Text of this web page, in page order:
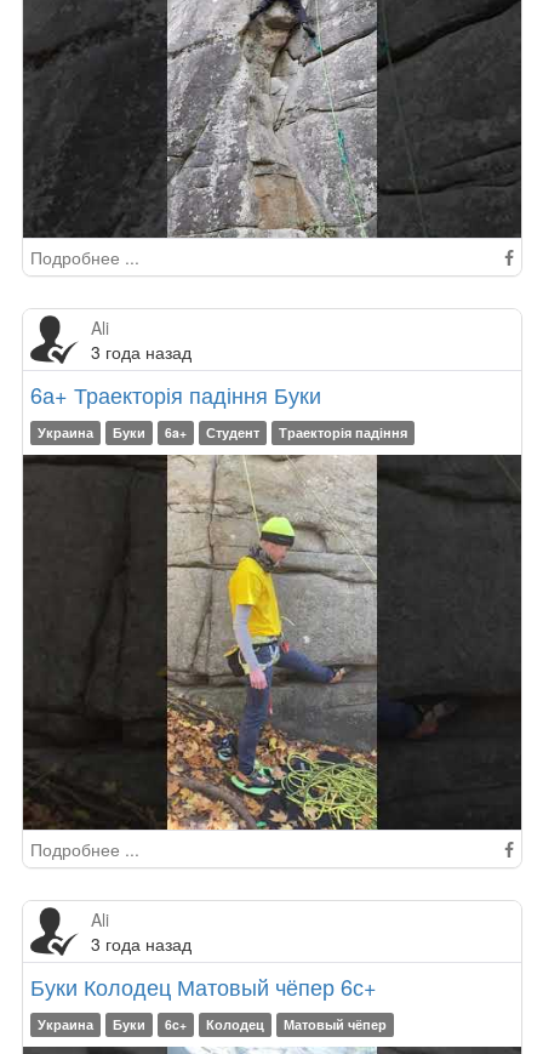
Подробнее ...
Ali
3 года назад
6а+ Траекторія падіння Буки
Украина Буки 6a+ Студент Траекторія падіння
Подробнее ...
Ali
3 года назад
Буки Колодец Матовый чёпер 6с+
Украина Буки 6c+ Колодец Матовый чёпер